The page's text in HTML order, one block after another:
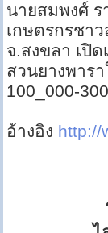
นายสมพงศ์
เกษตรกรชา
จ.สงขลา เปิ
สวนยางพาร
100_000-
อ้างอิง http://